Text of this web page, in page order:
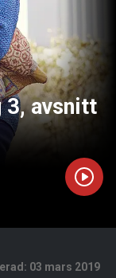
3, avsnitt
03 mars 2019